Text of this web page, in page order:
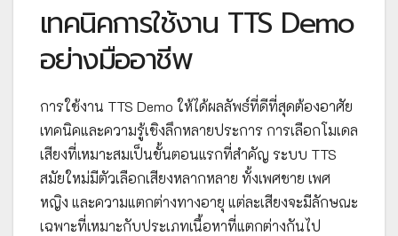
เทคนิคการใช้งาน TTS Demo
อย่างมืออาชีพ
การใช้งาน TTS Demo ให้ได้ผลลัพธ์ที่ดีที่สุดต้องอาศัย
เทคนิคและความรู้เชิงลึกหลายประการ การเลือกโมเดล
เสียงที่เหมาะสมเป็นขั้นตอนแรกที่สำคัญ ระบบ TTS
สมัยใหม่มีตัวเลือกเสียงหลากหลาย ทั้งเพศชาย เพศ
หญิง และความแตกต่างทางอายุ แต่ละเสียงจะมีลักษณะ
เฉพาะที่เหมาะกับประเภทเนื้อหาที่แตกต่างกันไป